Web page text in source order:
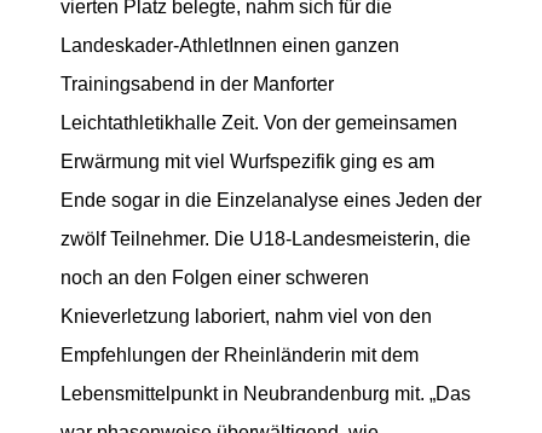
vierten Platz belegte, nahm sich für die
Landeskader-AthletInnen einen ganzen
Trainingsabend in der Manforter
Leichtathletikhalle Zeit. Von der gemeinsamen
Erwärmung mit viel Wurfspezifik ging es am
Ende sogar in die Einzelanalyse eines Jeden der
zwölf Teilnehmer. Die U18-Landesmeisterin, die
noch an den Folgen einer schweren
Knieverletzung laboriert, nahm viel von den
Empfehlungen der Rheinländerin mit dem
Lebensmittelpunkt in Neubrandenburg mit. „Das